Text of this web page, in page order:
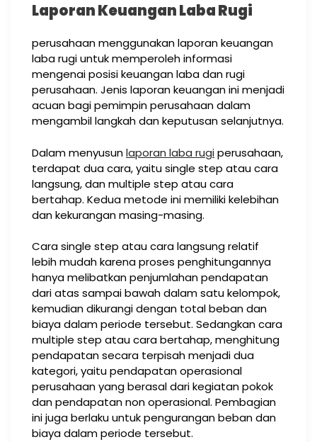
Laporan Keuangan Laba Rugi
perusahaan menggunakan laporan keuangan
laba rugi untuk memperoleh informasi
mengenai posisi keuangan laba dan rugi
perusahaan. Jenis laporan keuangan ini menjadi
acuan bagi pemimpin perusahaan dalam
mengambil langkah dan keputusan selanjutnya.
Dalam menyusunlaporan laba rugiperusahaan,
terdapat dua cara, yaitu single step atau cara
langsung, dan multiple step atau cara
bertahap. Kedua metode ini memiliki kelebihan
dan kekurangan masing-masing.
Cara single step atau cara langsung relatif
lebih mudah karena proses penghitungannya
hanya melibatkan penjumlahan pendapatan
dari atas sampai bawah dalam satu kelompok,
kemudian dikurangi dengan total beban dan
biaya dalam periode tersebut. Sedangkan cara
multiple step atau cara bertahap, menghitung
pendapatan secara terpisah menjadi dua
kategori, yaitu pendapatan operasional
perusahaan yang berasal dari kegiatan pokok
dan pendapatan non operasional. Pembagian
ini juga berlaku untuk pengurangan beban dan
biaya dalam periode tersebut.